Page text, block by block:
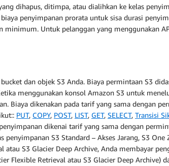
dihapus, ditimpa, atau dialihkan ke kelas
penyimpanan prorata untuk sisa durasi
Untuk pelanggan yang menggunakan
dan objek S3 Anda. Biaya permintaan S3
menggunakan konsol Amazon S3 untuk
Biaya dikenakan pada tarif yang sama dengan
PUT, COPY, POST, LIST, GET, SELECT, Transisi
dikenai tarif yang sama dengan
penyimpanan S3 Standard – Akses Jarang, S3
atau S3 Glacier Deep Archive, Anda membayar
Flexible Retrieval atau S3 Glacier Deep Archive)